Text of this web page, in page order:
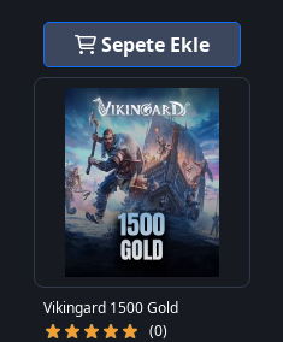
Sepete Ekle
Vikingard 1500 Gold
(0)